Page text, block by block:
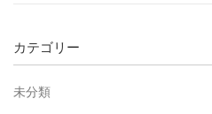
カテゴリー
未分類